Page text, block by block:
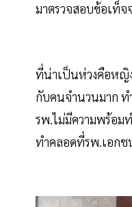
มาตรวจสอบข้อเท็จ
ที่น่าเป็นห่วงคือหญิง
กับคนจำนวนมาก ท
รพ.ไม่มีความพร้อม
ทำคลอดที่รพ.เอกช